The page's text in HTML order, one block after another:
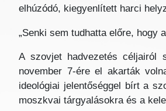
elhúzódó, kiegyenlített harci
„Senki sem tudhatta előre, hogy
A szovjet hadvezetés céljairól
november 7-ére el akarták
ideológiai jelentőséggel bírt a
moszkvai tárgyalásokra és a